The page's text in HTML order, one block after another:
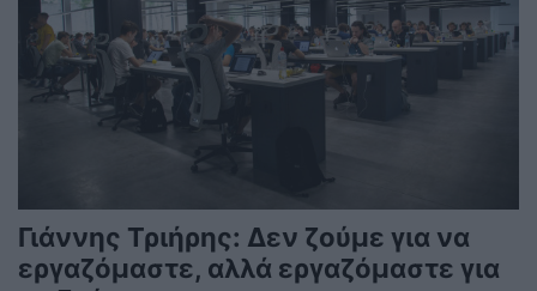
Γιάννης Τριήρης: Δεν ζούμε για να
εργαζόμαστε, αλλά εργαζόμαστε για